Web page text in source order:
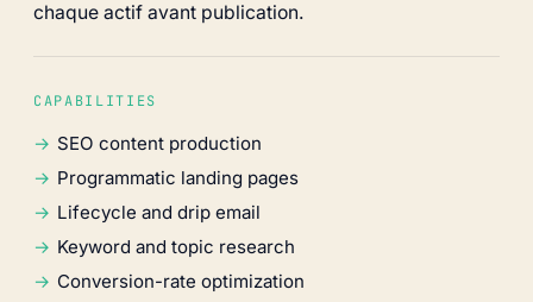
chaque actif avant publication.
CAPABILITIES
SEO content production
Programmatic landing pages
Lifecycle and drip email
Keyword and topic research
Conversion-rate optimization